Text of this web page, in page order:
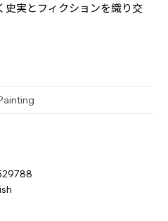
史実とフィクションを織り交